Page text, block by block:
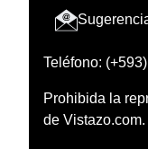
Teléfono:
Prohibida la
de Vistazo.com.